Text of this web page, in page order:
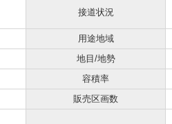
接道状況
用途地域
地目/地勢
容積率
販売区画数